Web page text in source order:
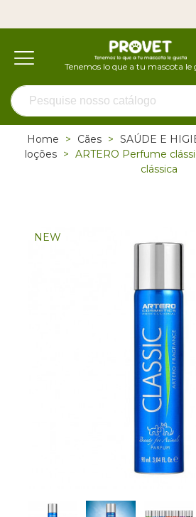
Home > Cães > SAÚDE E
loções > ARTERO Perfume
clássica
NEW